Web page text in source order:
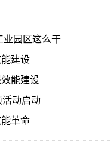
业园区这么干
建设
能建设
活动启动
革命